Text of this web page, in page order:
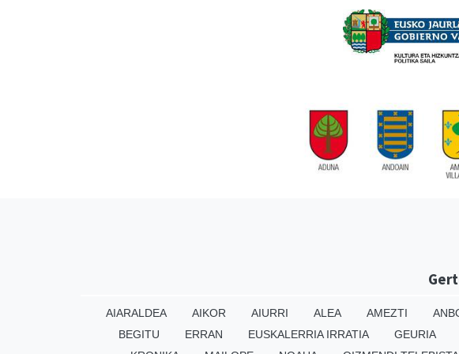
AIARALDEA AIKOR AIURRI ALEA AMEZTI
BEGITU
ERRAN EUSKALERRIA IRRATIA GEURIA